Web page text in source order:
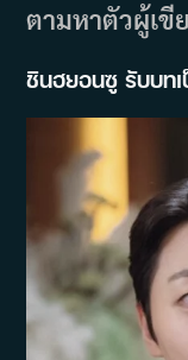
ตามหาตัวผู้เขี
ชินฮยอนซู รับบท